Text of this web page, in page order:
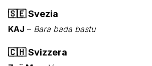
🇸🇪Svezia
KAJ – Bara bada bastu
🇨🇭Svizzera